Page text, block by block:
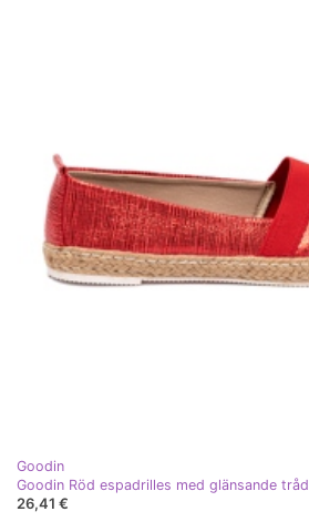
Goodin
Goodin Röd espadrilles med glänsande tråd
26,41 €